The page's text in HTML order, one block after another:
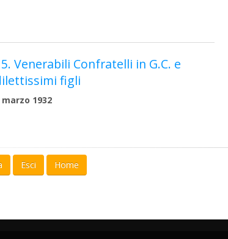
Venerabili Confratelli in G.C. e
figli
marzo 1932
Esci Home